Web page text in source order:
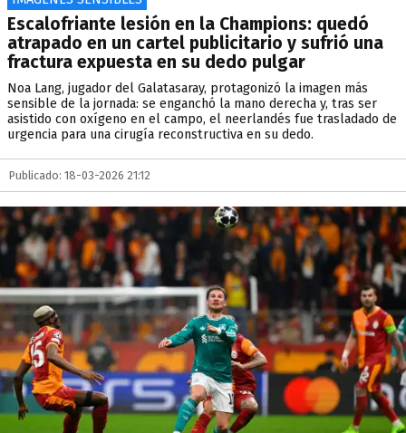
Escalofriante lesión en la Champions: quedó
atrapado en un cartel publicitario y sufrió una
fractura expuesta en su dedo pulgar
Noa Lang, jugador del Galatasaray, protagonizó la imagen más
sensible de la jornada: se enganchó la mano derecha y, tras ser
asistido con oxígeno en el campo, el neerlandés fue trasladado de
urgencia para una cirugía reconstructiva en su dedo.
Publicado: 18-03-2026 21:12